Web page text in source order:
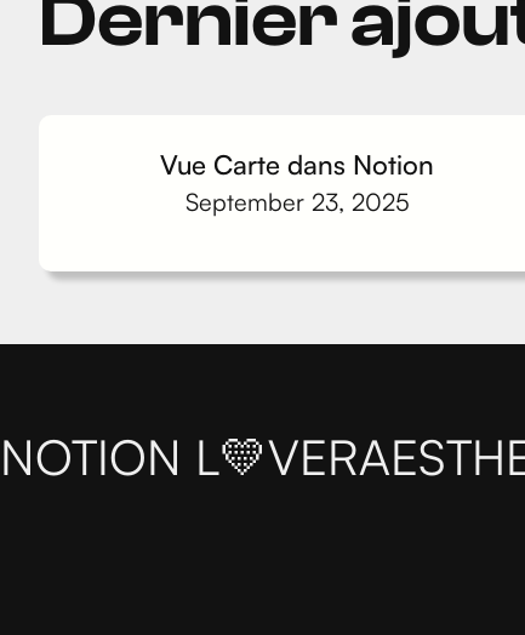
Dernier
Vue Carte dans Notion
September 23, 2025
NOTION L💛VER